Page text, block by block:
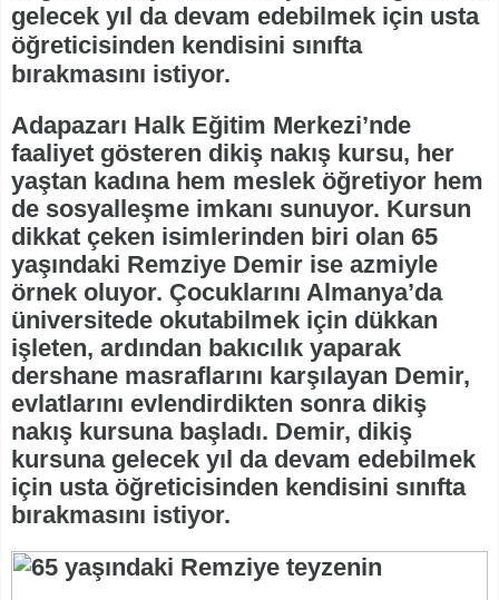
gelecek yıl da devam edebilmek için usta
öğreticisinden kendisini sınıfta
bırakmasını istiyor.
Adapazarı Halk Eğitim Merkezi’nde
faaliyet gösteren dikiş nakış kursu, her
yaştan kadına hem meslek öğretiyor hem
de sosyalleşme imkanı sunuyor. Kursun
dikkat çeken isimlerinden biri olan 65
yaşındaki Remziye Demir ise azmiyle
örnek oluyor. Çocuklarını Almanya’da
üniversitede okutabilmek için dükkan
işleten, ardından bakıcılık yaparak
dershane masraflarını karşılayan Demir,
evlatlarını evlendirdikten sonra dikiş
nakış kursuna başladı. Demir, dikiş
kursuna gelecek yıl da devam edebilmek
için usta öğreticisinden kendisini sınıfta
bırakmasını istiyor.